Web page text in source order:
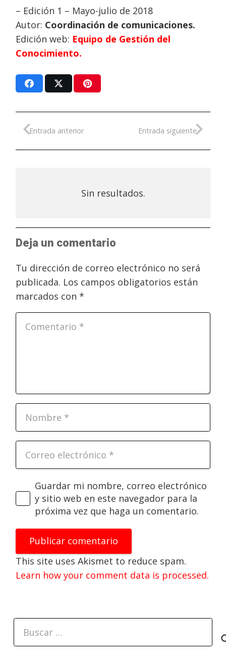
– Edición 1 – Mayo-julio de 2018
Autor: Coordinación de comunicaciones.
Edición web: Equipo de Gestión del
Conocimiento.
Entrada anterior Entrada siguiente
Sin resultados.
Deja un comentario
Tu dirección de correo electrónico no será
publicada. Los campos obligatorios están
marcados con *
Guardar mi nombre, correo electrónico
y sitio web en este navegador para la
próxima vez que haga un comentario.
Publicar comentario
This site uses Akismet to reduce spam.
Learn how your comment data is processed.